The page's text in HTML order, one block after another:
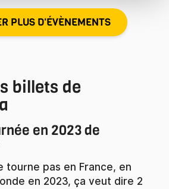
PLUS D'ÉVÈNEMENTS
tourne pas en France, en
en 2023, ça veut dire 2